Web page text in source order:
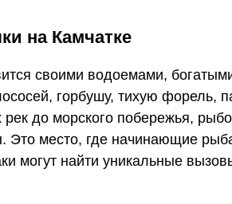
на Камчатке
своими водоемами,
горбушу, тихую форель,
до морского побережья,
Это место, где начинающие
могут найти уникальные